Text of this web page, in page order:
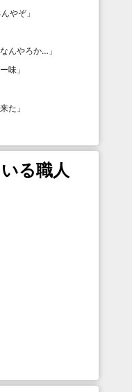
やぞ」
んやろか… 」
味 」
た 」
る職人